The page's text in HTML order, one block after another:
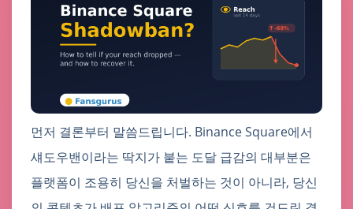
먼저 결론부터 말씀드립니다. Binance Square에서
섀도우밴이라는 딱지가 붙는 도달 급감의 대부분은
플랫폼이 조용히 당신을 처벌하는 것이 아니라, 당신